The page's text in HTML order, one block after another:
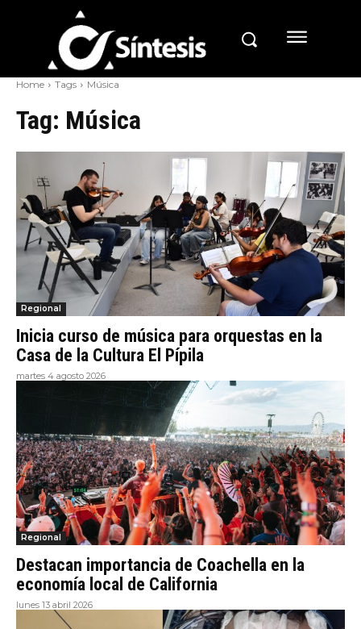
Home Tags Música
Tag: Música
Regional
Inicia curso de música para orquestas en la
Casa de la Cultura El Pípila
martes 4 agosto 2026
Regional
Destacan importancia de Coachella en la
economía local de California
lunes 13 abril 2026